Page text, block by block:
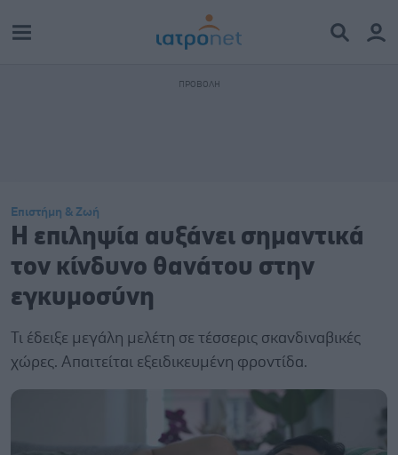
Επιστήμη & Ζωή
Η επιληψία αυξάνει σημαντικά
τον κίνδυνο θανάτου στην
εγκυμοσύνη
Τι έδειξε μεγάλη μελέτη σε τέσσερις σκανδιναβικές
χώρες. Απαιτείται εξειδικευμένη φροντίδα.